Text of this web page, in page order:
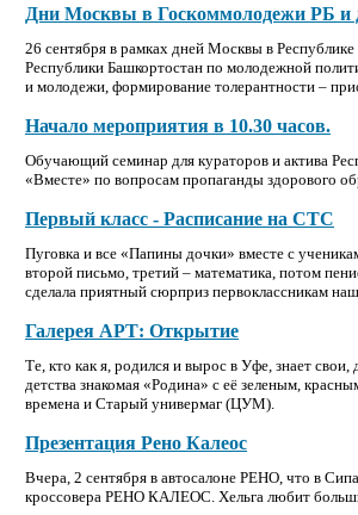
Дни Москвы в Госкоммолодежи РБ
26 сентября в рамках дней Москвы в
Республики Башкортостан по молодежной
и молодежи, формирование толерантности –
Начало мероприятия в 10.30 часов.
Обучающий семинар для кураторов и актива
«Вместе» по вопросам пропаганды здорового
Первый класс - Расписание на СТС
Пуговка и все «Папины дочки» вместе с
второй письмо, третий – математика, потом
сделала приятный сюрприз первоклассникам
Галерея АРТ: Открытие
Те, кто как я, родился и вырос в Уфе, знает
детства знакомая «Родина» с её зеленым,
времена и Старый универмаг (ЦУМ).
Презентация Рено Калеос
Вчера, 2 сентября в автосалоне РЕНО, что в
кроссовера РЕНО КАЛЕОС. Хельга любит